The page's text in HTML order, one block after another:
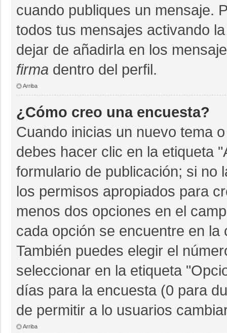
cuando publiques un mensaje.
todos tus mensajes activando
dejar de añadirla en los
firma dentro del perfil.
Arriba
¿Cómo creo una encuesta?
Cuando inicias un nuevo tema
debes hacer clic en la etiqueta
formulario de publicación; si no
los permisos apropiados para
menos dos opciones en el
cada opción se encuentre en
También puedes elegir el
seleccionar en la etiqueta
días para la encuesta (0 para
de permitir a lo usuarios
Arriba